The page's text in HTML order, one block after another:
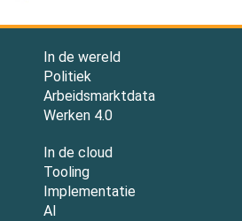
In de wereld
Politiek
Arbeidsmarktdata
Werken 4.0
In de cloud
Tooling
Implementatie
AI